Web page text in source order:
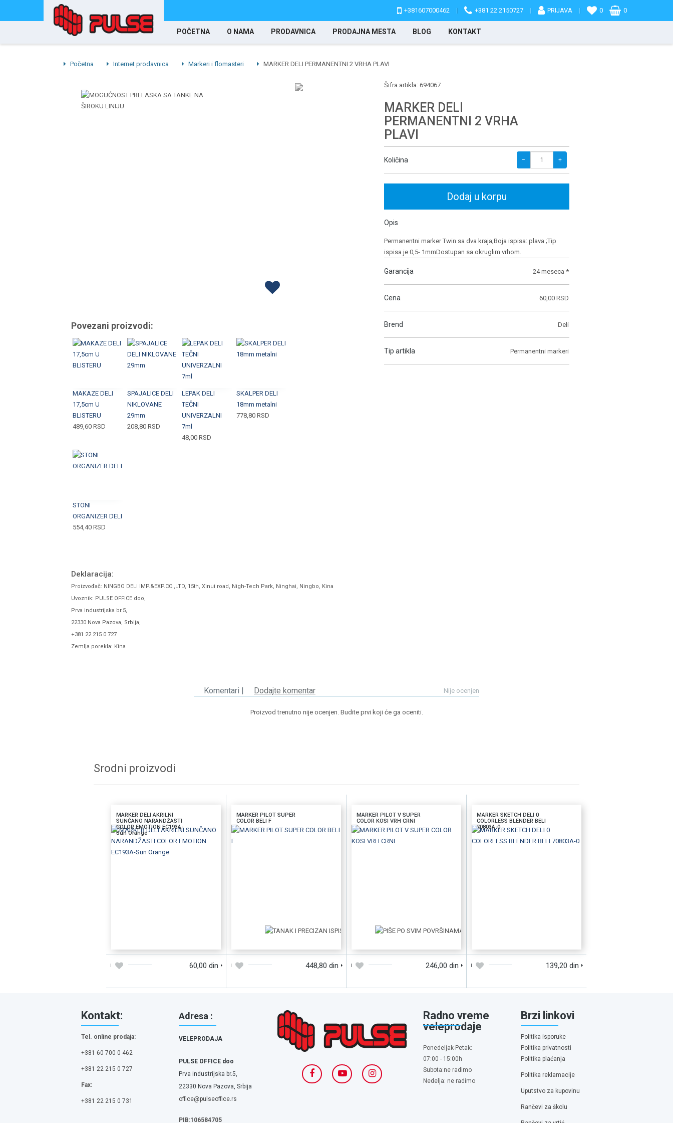
+381607000462 | +381 22 2150727 | PRIJAVA | 0 0
POČETNA O NAMA PRODAVNICA PRODAJNA MESTA BLOG KONTAKT
Početna Internet prodavnica Markeri i flomasteri MARKER DELI PERMANENTNI 2 VRHA PLAVI
Povezani proizvodi:
MAKAZE DELI
17,5cm U
BLISTERU
489,60 RSD
SPAJALICE DELI
NIKLOVANE
29mm
208,80 RSD
LEPAK DELI
TEČNI
UNIVERZALNI
7ml
48,00 RSD
SKALPER DELI
18mm metalni
778,80 RSD
STONI
ORGANIZER DELI
554,40 RSD
Deklaracija:
Proizvođač: NINGBO DELI IMP.&EXP.CO.,LTD, 15th, Xinui road, Nigh-Tech Park, Ninghai, Ningbo, Kina
Uvoznik: PULSE OFFICE doo,
Prva industrijska br.5,
22330 Nova Pazova, Srbija,
+381 22 215 0 727
Zemlja porekla: Kina
Šifra artikla: 694067
MARKER DELI
PERMANENTNI 2 VRHA
PLAVI
Količina − +
Dodaj u korpu
Opis
Permanentni marker Twin sa dva kraja;Boja ispisa: plava ;Tip
ispisa je 0,5- 1mmDostupan sa okruglim vrhom.
Garancija 24 meseca *
Cena 60,00 RSD
Brend Deli
Tip artikla Permanentni markeri
Nije ocenjen
Komentari | Dodajte komentar
Proizvod trenutno nije ocenjen. Budite prvi koji će ga oceniti.
Srodni proizvodi
MARKER DELI AKRILNI
SUNČANO NARANDŽASTI
COLOR EMOTION EC193A-
Sun Orange
60,00 din
MARKER PILOT SUPER
COLOR BELI F
BRZI PREGLED
448,80 din
MARKER PILOT V SUPER
COLOR KOSI VRH CRNI
BRZI PREGLED
246,00 din
MARKER SKETCH DELI 0
COLORLESS BLENDER BELI
70803A-0
139,20 din
Kontakt:
Tel. online prodaja:
+381 60 700 0 462
+381 22 215 0 727
Fax:
+381 22 215 0 731
Adresa :
VELEPRODAJA
PULSE OFFICE doo
Prva industrijska br.5,
22330 Nova Pazova, Srbija
office@pulseoffice.rs
PIB:106584705
Radno vreme
veleprodaje
Ponedeljak-Petak:
07:00 - 15:00h
Subota:ne radimo
Nedelja: ne radimo
Brzi linkovi
Politika isporuke
Politika privatnosti
Politika plaćanja
Politika reklamacije
Uputstvo za kupovinu
Rančevi za školu